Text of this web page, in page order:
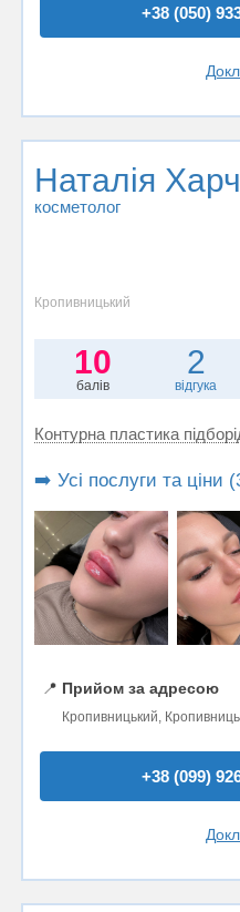
+38 (050)
Наталія
косметолог
Кропивницький
10
балів
2
відгука
Контурна пластика
➡️ Усі послуги та ціни
📍 Прийом за адресою
Кропивницький,
+38 (099)